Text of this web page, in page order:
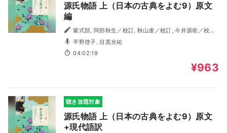
源氏物語 上（日本の古典をよむ9）原文
編
紫式部, 阿部秋生／校訂, 秋山虔／校訂, 今井源衛／校訂,
鈴木日出男／校訂
平野啓子, 目黒光祐
04:02:19
¥963
聴き放題対象
源氏物語 上（日本の古典をよむ9）原文
+現代語訳